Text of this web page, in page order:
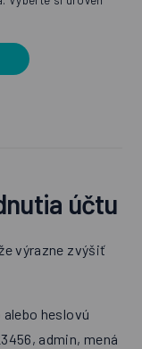
účtu
výrazne zvýšiť
heslovú
admin, mená